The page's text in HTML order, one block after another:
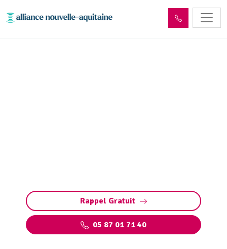
Rappel Gratuit
05 87 01 71 40